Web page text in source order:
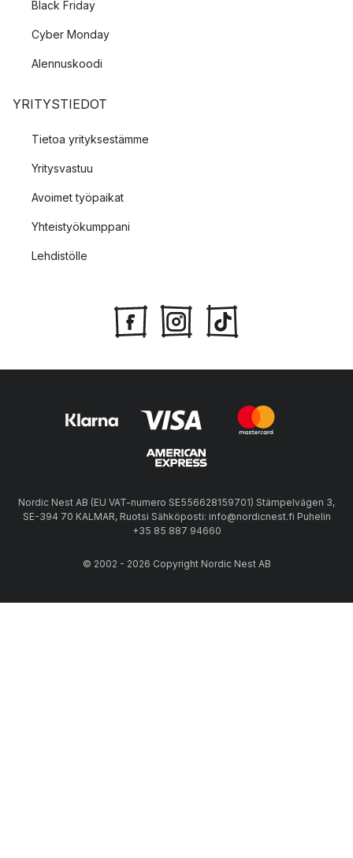
Black Friday
Cyber Monday
Alennuskoodi
YRITYSTIEDOT
Tietoa yrityksestämme
Yritysvastuu
Avoimet työpaikat
Yhteistyökumppani
Lehdistölle
Nordic Nest AB (EU VAT-numero SE556628159701) Stämpelvägen 3,
SE-394 70 KALMAR, Ruotsi Sähköposti: info@nordicnest.fi Puhelin
+35 85 887 94660
© 2002 - 2026 Copyright Nordic Nest AB